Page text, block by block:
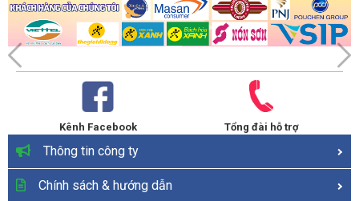
Kênh Facebook Tổng đài hỗ trợ
Thông tin công ty
Chính sách & hướng dẫn